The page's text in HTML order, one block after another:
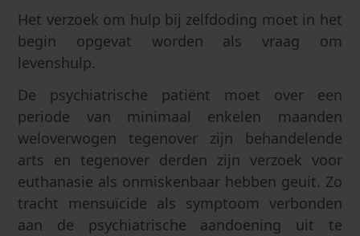
Het verzoek om hulp bij zelfdoding moet in het
begin opgevat worden als vraag om
levenshulp.
De psychiatrische patiënt moet over een
periode van minimaal enkelen maanden
weloverwogen tegenover zijn behandelende
arts en tegenover derden zijn verzoek voor
euthanasie als onmiskenbaar hebben geuit. Zo
tracht mensuïcide als symptoom verbonden
aan de psychiatrische aandoening uit te